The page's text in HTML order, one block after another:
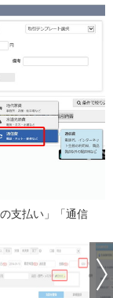
支払い」「通信